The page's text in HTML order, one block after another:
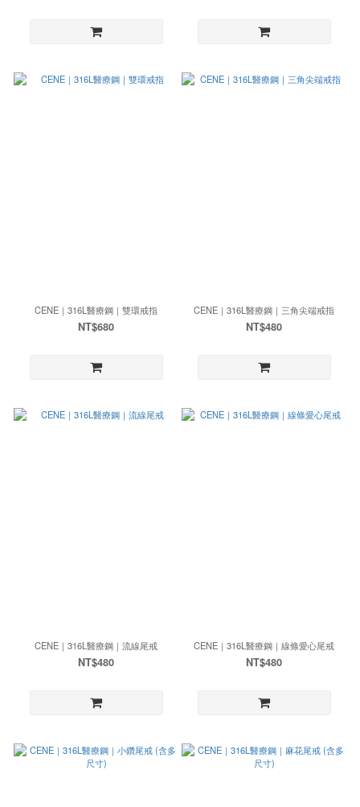
CENE｜316L醫療鋼｜雙環戒指
NT$680
CENE｜316L醫療鋼｜三角尖端戒指
NT$480
CENE｜316L醫療鋼｜流線尾戒
NT$480
CENE｜316L醫療鋼｜線條愛心尾戒
NT$480